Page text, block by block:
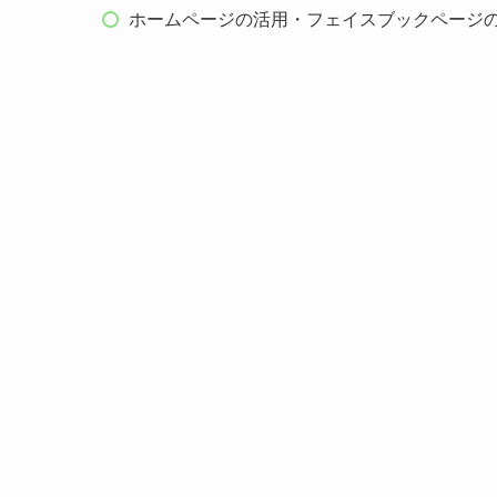
ホームページの活用・フェイスブックページ